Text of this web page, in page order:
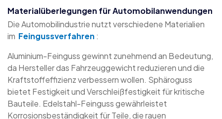
Materialüberlegungen für Automobilanwendungen
Die Automobilindustrie nutzt verschiedene Materialien
im Feingussverfahren :
Aluminium-Feinguss gewinnt zunehmend an Bedeutung,
da Hersteller das Fahrzeuggewicht reduzieren und die
Kraftstoffeffizienz verbessern wollen. Sphäroguss
bietet Festigkeit und Verschleißfestigkeit für kritische
Bauteile. Edelstahl-Feinguss gewährleistet
Korrosionsbeständigkeit für Teile, die rauen